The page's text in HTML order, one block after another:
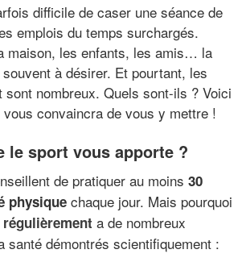
difficile de caser une séance de
emplois du temps surchargés.
maison, les enfants, les amis… la
à désirer. Et pourtant, les
sont nombreux. Quels sont-ils ? Voici
convaincra de vous y mettre !
le sport vous apporte ?
de pratiquer au moins 30
physique chaque jour. Mais pourquoi
a de nombreux
santé démontrés scientifiquement :